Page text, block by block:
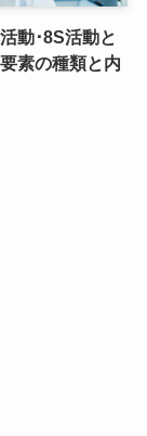
動･8S活動と
素の種類と内